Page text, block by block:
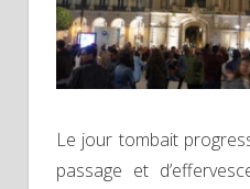
Le jour tombait
passage et